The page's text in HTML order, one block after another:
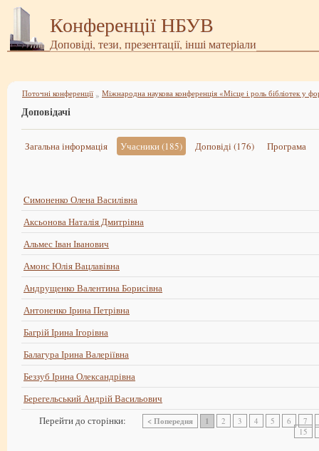
Конференції НБУВ
Доповіді, тези, презентації, інші матеріали
Поточні конференції »
Доповідачі
Загальна інформація Учасники (185) Доповіді (176) Програма
Cимоненко Олена Василівна
Аксьонова Наталія Дмитрівна
Альмес Іван Іванович
Амонс Юлія Вацлавівна
Андрущенко Валентина Борисівна
Антоненко Ірина Петрівна
Багрій Ірина Ігорівна
Балагура Ірина Валеріївна
Беззуб Ірина Олександрівна
Берегельський Андрій Васильович
Перейти до сторінки:
< Попередня 1 2 3 4 5 6
7
15